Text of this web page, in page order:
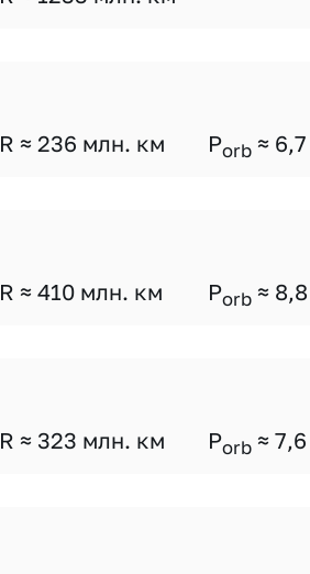
R ≈ 236 млн. км Porb ≈ 6,7
R ≈ 410 млн. км Porb ≈ 8,8
R ≈ 323 млн. км Porb ≈ 7,6